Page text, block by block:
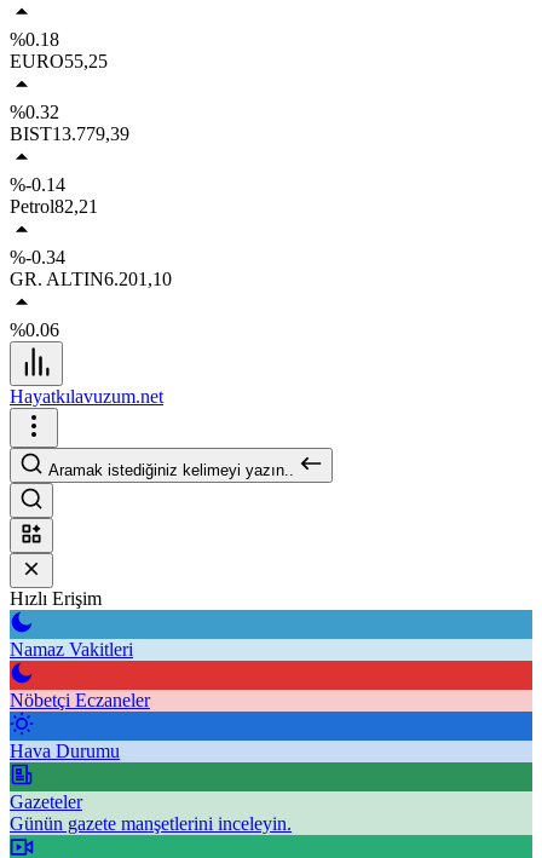
%0.18
EURO55,25
%0.32
BIST13.779,39
%-0.14
Petrol82,21
%-0.34
GR. ALTIN6.201,10
%0.06
Hayatkılavuzum.net
Aramak istediğiniz kelimeyi yazın..
Hızlı Erişim
Namaz Vakitleri
Nöbetçi Eczaneler
Hava Durumu
Gazeteler
Günün gazete manşetlerini inceleyin.